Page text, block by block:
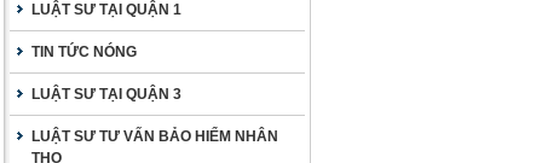
LUẬT SƯ TẠI QUẬN 1
TIN TỨC NÓNG
LUẬT SƯ TẠI QUẬN 3
LUẬT SƯ TƯ VẤN BẢO HIỂM NHÂN
THỌ